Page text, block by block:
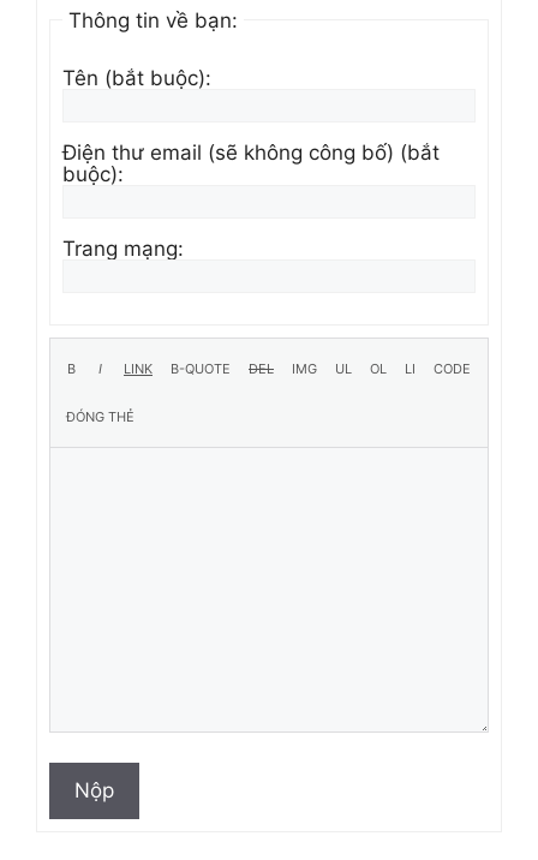
Thông tin về bạn:
Tên (bắt buộc):
Điện thư email (sẽ không công bố) (bắt
buộc):
Trang mạng:
Nộp